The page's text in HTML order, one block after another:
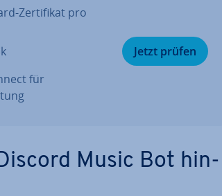
Zer­ti­fi­kat pro
für
Jetzt prüfen
Music Bot hin­